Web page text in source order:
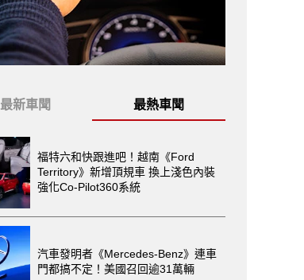
最新車聞 最熱車聞
福特六和快跟進吧！越南《Ford
Territory》新增頂規車 換上淺色內裝
強化Co-Pilot360系統
汽車發明者《Mercedes-Benz》連車
門都搞不定！美國召回逾31萬輛